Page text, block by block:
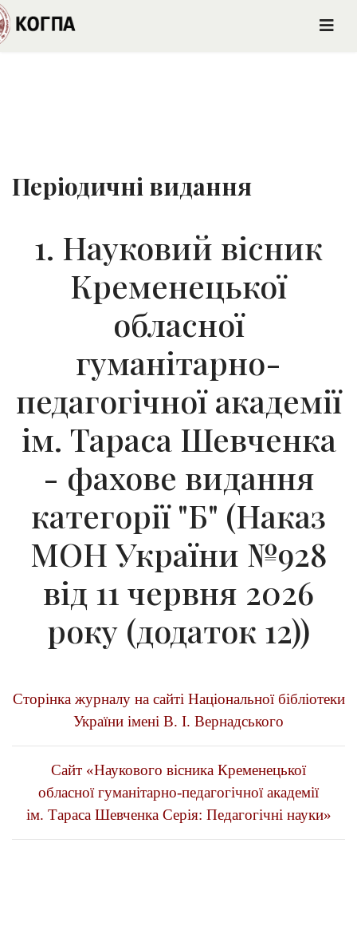
Періодичні видання
1. Науковий вісник
Кременецької
обласної
гуманітарно-
педагогічної академії
ім. Тараса Шевченка
- фахове видання
категорії "Б" (Наказ
МОН України №928
від 11 червня 2026
року (додаток 12))
Сторінка журналу на сайті Національної бібліотеки
України імені В. І. Вернадського
Сайт «Наукового вісника Кременецької
обласної гуманітарно-педагогічної академії
ім. Тараса Шевченка Серія: Педагогічні науки»